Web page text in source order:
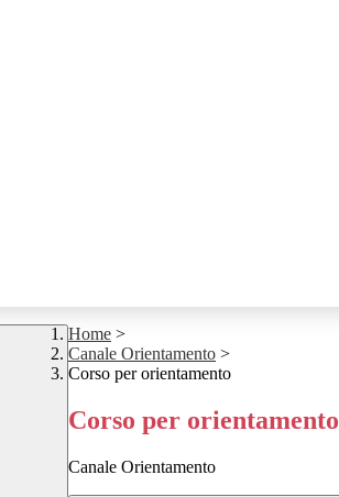
Home >
Canale Orientamento >
Corso per orientamento
Corso per orientamento
Canale Orientamento